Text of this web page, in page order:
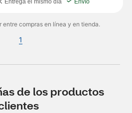
Entrega el mismo día
Envío
entre compras en línea y en tienda.
1
de los productos